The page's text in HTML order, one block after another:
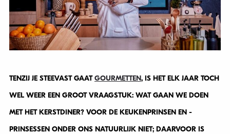
TENZIJ JE STEEVAST GAATGOURMETTEN, IS HET ELK JAAR TOCH
WEL WEER EEN GROOT VRAAGSTUK: WAT GAAN WE DOEN
MET HET KERSTDINER? VOOR DE KEUKENPRINSEN EN -
PRINSESSEN ONDER ONS NATUURLIJK NIET; DAARVOOR IS